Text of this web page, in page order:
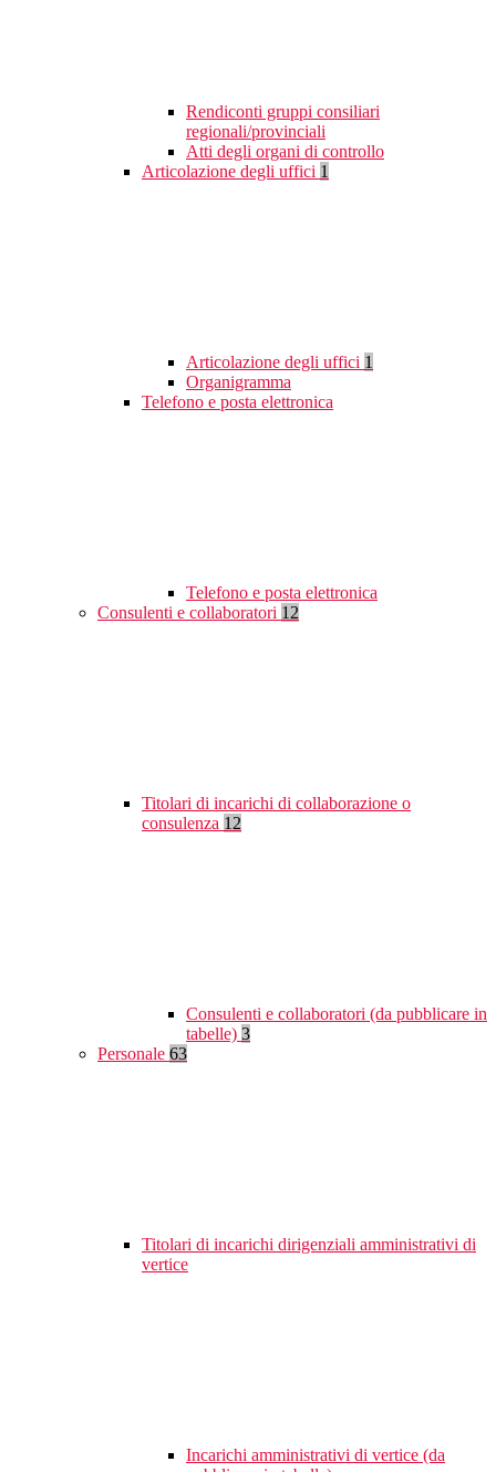
Rendiconti gruppi consiliari
regionali/provinciali
Atti degli organi di controllo
Articolazione degli uffici 1
Articolazione degli uffici 1
Organigramma
Telefono e posta elettronica
Telefono e posta elettronica
Consulenti e collaboratori 12
Titolari di incarichi di collaborazione o
consulenza 12
Consulenti e collaboratori (da pubblicare in
tabelle) 3
Personale 63
Titolari di incarichi dirigenziali amministrativi di
vertice
Incarichi amministrativi di vertice (da